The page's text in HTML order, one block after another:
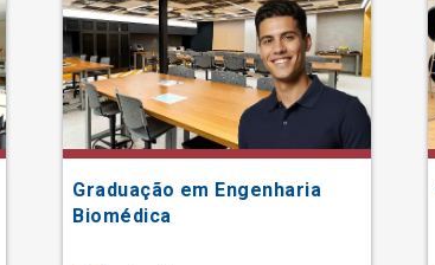
Graduação em Engenharia
Biomédica